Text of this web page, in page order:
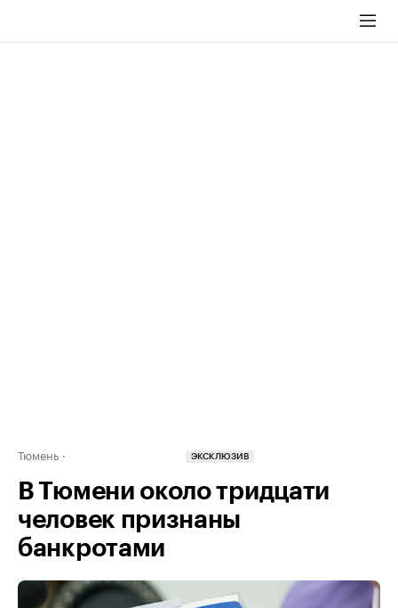
Тюмень ЭКСКЛЮЗИВ
В Тюмени около тридцати
человек признаны
банкротами